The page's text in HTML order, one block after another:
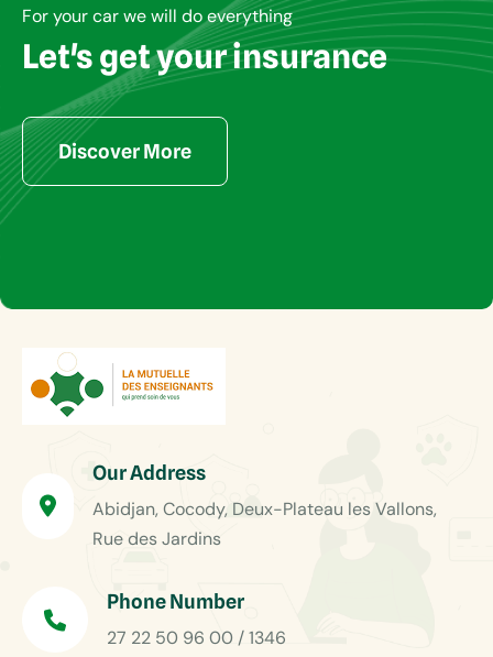
PHARMACIE 34
For your car we will do everything
Let's get your insurance
Discover More
Our Address
Abidjan, Cocody, Deux-Plateau les Vallons,
Rue des Jardins
Phone Number
27 22 50 96 00 / 1346